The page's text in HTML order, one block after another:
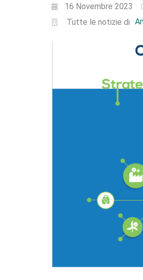
16 Novembre 2023
Tutte le notizie di